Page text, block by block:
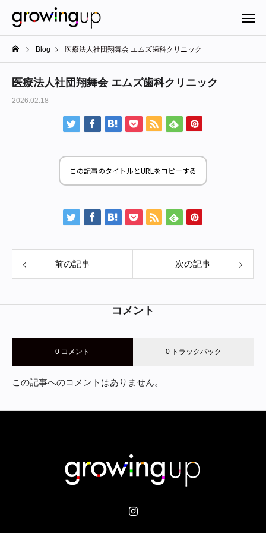
Blog 医療法人社団翔舞会 エムズ歯科クリニック
医療法人社団翔舞会 エムズ歯科クリニック
2026.02.18
この記事のタイトルとURLをコピーする
前の記事 次の記事
コメント
0 コメント 0 トラックバック
この記事へのコメントはありません。